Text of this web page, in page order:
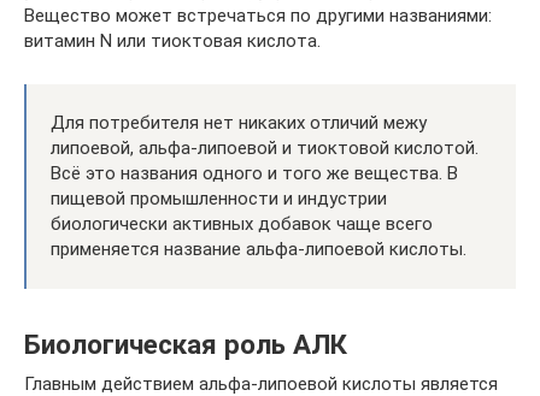
Вещество может встречаться по другими названиями:
витамин N или тиоктовая кислота.
Для потребителя нет никаких отличий межу
липоевой, альфа-липоевой и тиоктовой кислотой.
Всё это названия одного и того же вещества. В
пищевой промышленности и индустрии
биологически активных добавок чаще всего
применяется название альфа-липоевой кислоты.
Биологическая роль АЛК
Главным действием альфа-липоевой кислоты является